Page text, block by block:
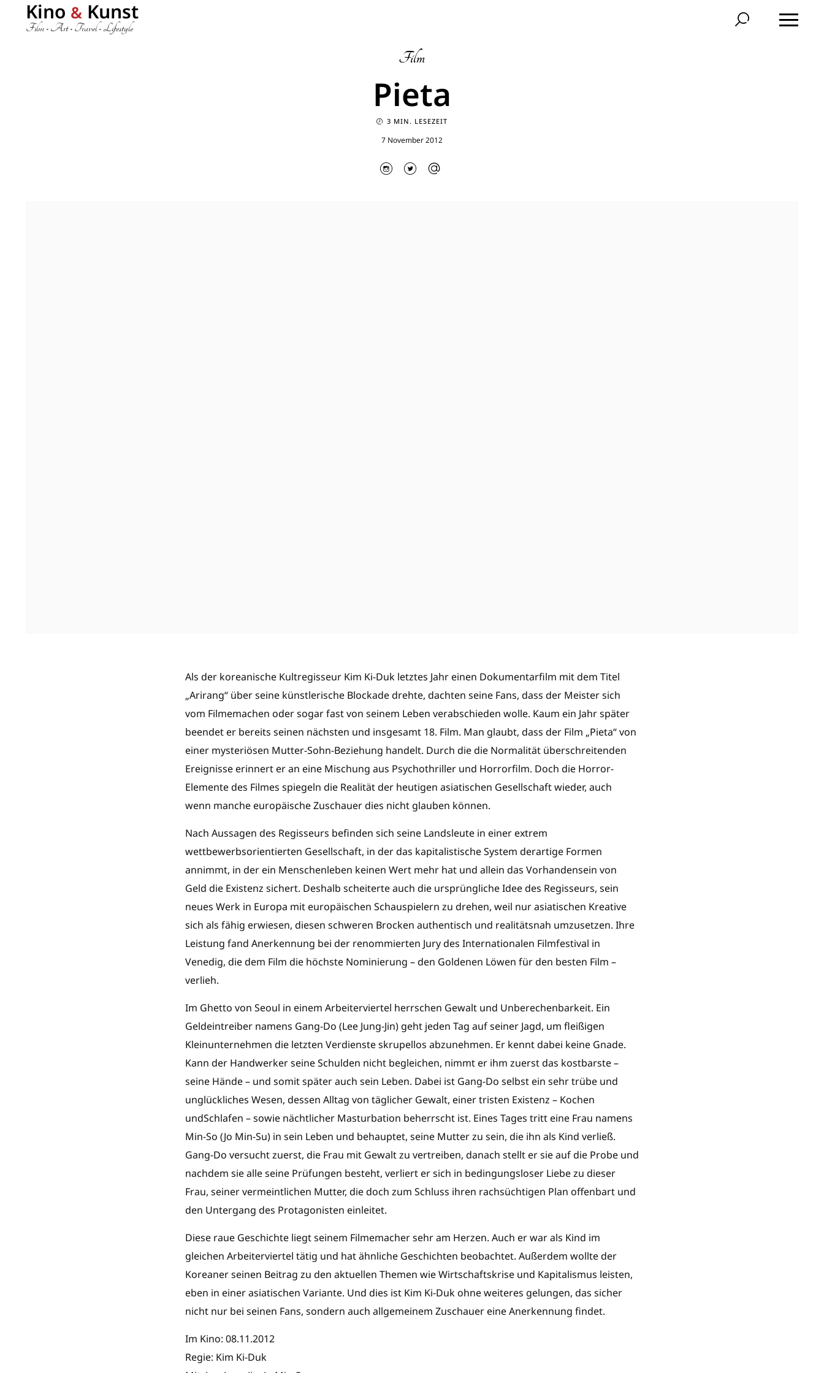
Kino &Kunst
Film • Art • Travel • Lifestyle
Film
Pieta
3 MIN. LESEZEIT
7 November 2012
Als der koreanische Kultregisseur Kim Ki-Duk letztes Jahr einen Dokumentarfilm mit dem Titel
„Arirang“ über seine künstlerische Blockade drehte, dachten seine Fans, dass der Meister sich
vom Filmemachen oder sogar fast von seinem Leben verabschieden wolle. Kaum ein Jahr später
beendet er bereits seinen nächsten und insgesamt 18. Film. Man glaubt, dass der Film „Pieta“ von
einer mysteriösen Mutter-Sohn-Beziehung handelt. Durch die die Normalität überschreitenden
Ereignisse erinnert er an eine Mischung aus Psychothriller und Horrorfilm. Doch die Horror-
Elemente des Filmes spiegeln die Realität der heutigen asiatischen Gesellschaft wieder, auch
wenn manche europäische Zuschauer dies nicht glauben können.
Nach Aussagen des Regisseurs befinden sich seine Landsleute in einer extrem
wettbewerbsorientierten Gesellschaft, in der das kapitalistische System derartige Formen
annimmt, in der ein Menschenleben keinen Wert mehr hat und allein das Vorhandensein von
Geld die Existenz sichert. Deshalb scheiterte auch die ursprüngliche Idee des Regisseurs, sein
neues Werk in Europa mit europäischen Schauspielern zu drehen, weil nur asiatischen Kreative
sich als fähig erwiesen, diesen schweren Brocken authentisch und realitätsnah umzusetzen. Ihre
Leistung fand Anerkennung bei der renommierten Jury des Internationalen Filmfestival in
Venedig, die dem Film die höchste Nominierung – den Goldenen Löwen für den besten Film –
verlieh.
Im Ghetto von Seoul in einem Arbeiterviertel herrschen Gewalt und Unberechenbarkeit. Ein
Geldeintreiber namens Gang-Do (Lee Jung-Jin) geht jeden Tag auf seiner Jagd, um fleißigen
Kleinunternehmen die letzten Verdienste skrupellos abzunehmen. Er kennt dabei keine Gnade.
Kann der Handwerker seine Schulden nicht begleichen, nimmt er ihm zuerst das kostbarste –
seine Hände – und somit später auch sein Leben. Dabei ist Gang-Do selbst ein sehr trübe und
unglückliches Wesen, dessen Alltag von täglicher Gewalt, einer tristen Existenz – Kochen
undSchlafen – sowie nächtlicher Masturbation beherrscht ist. Eines Tages tritt eine Frau namens
Min-So (Jo Min-Su) in sein Leben und behauptet, seine Mutter zu sein, die ihn als Kind verließ.
Gang-Do versucht zuerst, die Frau mit Gewalt zu vertreiben, danach stellt er sie auf die Probe und
nachdem sie alle seine Prüfungen besteht, verliert er sich in bedingungsloser Liebe zu dieser
Frau, seiner vermeintlichen Mutter, die doch zum Schluss ihren rachsüchtigen Plan offenbart und
den Untergang des Protagonisten einleitet.
Diese raue Geschichte liegt seinem Filmemacher sehr am Herzen. Auch er war als Kind im
gleichen Arbeiterviertel tätig und hat ähnliche Geschichten beobachtet. Außerdem wollte der
Koreaner seinen Beitrag zu den aktuellen Themen wie Wirtschaftskrise und Kapitalismus leisten,
eben in einer asiatischen Variante. Und dies ist Kim Ki-Duk ohne weiteres gelungen, das sicher
nicht nur bei seinen Fans, sondern auch allgemeinem Zuschauer eine Anerkennung findet.
Im Kino: 08.11.2012
Regie: Kim Ki-Duk